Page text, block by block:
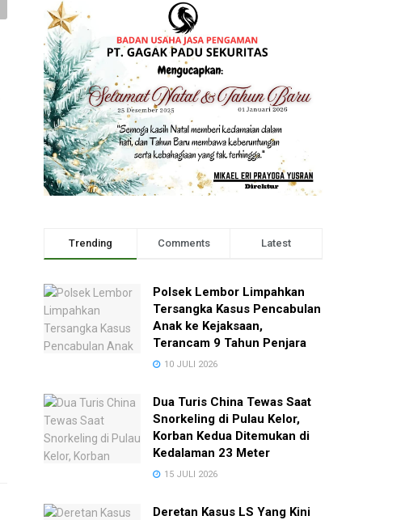
Trending Comments Latest
Polsek Lembor Limpahkan
Tersangka Kasus Pencabulan
Anak ke Kejaksaan,
Terancam 9 Tahun Penjara
10 JULI 2026
Dua Turis China Tewas Saat
Snorkeling di Pulau Kelor,
Korban Kedua Ditemukan di
Kedalaman 23 Meter
15 JULI 2026
Deretan Kasus LS Yang Kini